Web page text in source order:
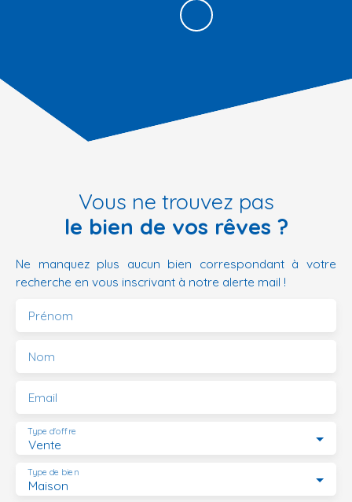
Vous ne trouvez pas
le bien de vos rêves ?
Ne manquez plus aucun bien correspondant à votre
recherche en vous inscrivant à notre alerte mail !
Prénom
Nom
Email
Vente
Type d'offre
Maison
Type de bien